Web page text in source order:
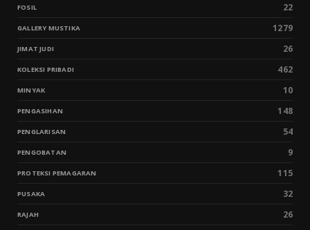
FOSIL 22
GALLERY MUSTIKA 1279
JIMAT JUDI 26
KOLEKSI PRIBADI 462
MINYAK 10
PENGASIHAN 148
PENGLARISAN 54
PENGOBATAN 9
PROTEKSI PEMAGARAN 115
PUSAKA 32
RAJAH
26